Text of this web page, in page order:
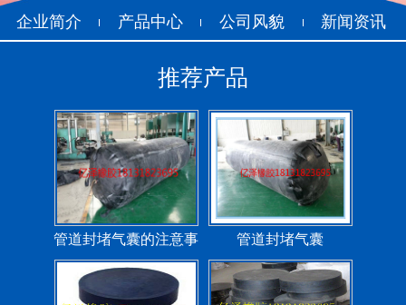
企业简介 产品中心 公司风貌 新闻资讯
推荐产品
污水管道封堵气囊 管道堵水气囊
管道封堵气囊的注意事
项
管道封堵气囊